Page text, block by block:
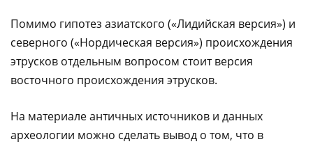
Помимо гипотез азиатского («Лидийская версия») и
северного («Нордическая версия») происхождения
этрусков отдельным вопросом стоит версия
восточного происхождения этрусков.
На материале античных источников и данных
археологии можно сделать вывод о том, что в